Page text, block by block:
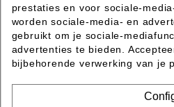
PERMANENT PAPIER
prestaties en voor sociale-
worden sociale-media- en
gebruikt om je sociale-
advertenties te bieden.
bijbehorende verwerking van je